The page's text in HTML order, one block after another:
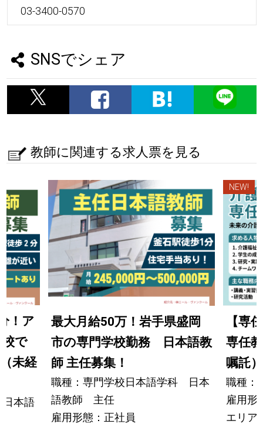
03-3400-0570
SNSでシェア
教師に関連する求人票を見る
！ア
で
未経
本語
最大月給50万！岩手県盛岡
市の専門学校勤務 日本語教
師 主任募集！
職種：専門学校日本語学科 日本
語教師 主任
雇用形態：正社員
NEW!
【専
専任
嘱託）
職種
雇用形
エリア